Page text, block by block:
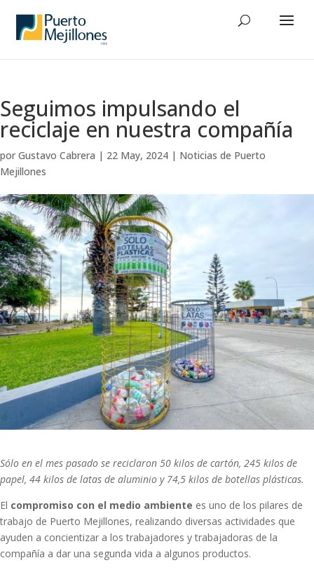
Seguimos impulsando el
reciclaje en nuestra compañía
por Gustavo Cabrera | 22 May, 2024 | Noticias de Puerto
Mejillones
Sólo en el mes pasado se reciclaron 50 kilos de cartón, 245 kilos de
papel, 44 kilos de latas de aluminio y 74,5 kilos de botellas plásticas.
El compromiso con el medio ambiente es uno de los pilares de
trabajo de Puerto Mejillones, realizando diversas actividades que
ayuden a concientizar a los trabajadores y trabajadoras de la
compañía a dar una segunda vida a algunos productos.